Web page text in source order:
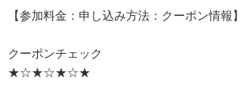
【参加料金：申し込み方法：クーポン情報】
クーポンチェック
★☆★☆★☆★